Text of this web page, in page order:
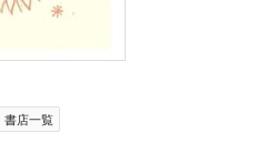
書店一覧